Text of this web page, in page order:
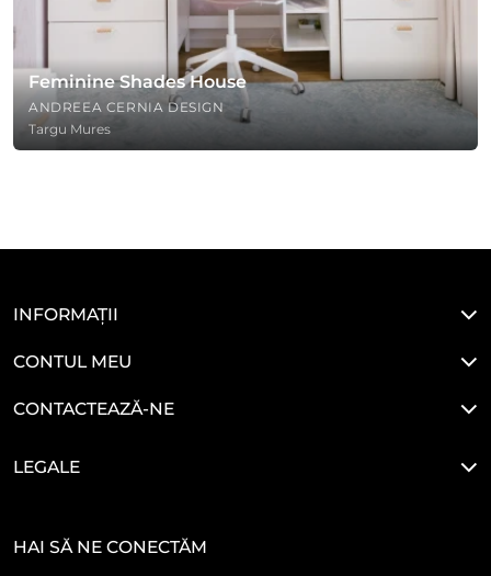
Feminine Shades House
ANDREEA CERNIA DESIGN
Targu Mures
INFORMAȚII
CONTUL MEU
CONTACTEAZĂ-NE
LEGALE
HAI SĂ NE CONECTĂM